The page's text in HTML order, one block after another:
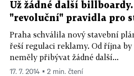
Už žádné další
"revoluční" pravidla pro
Praha schválila nový stavební
řeší regulaci reklamy. Od října
neměly přibývat žádné další...
17. 7. 2014 ▪ 2 min. čtení